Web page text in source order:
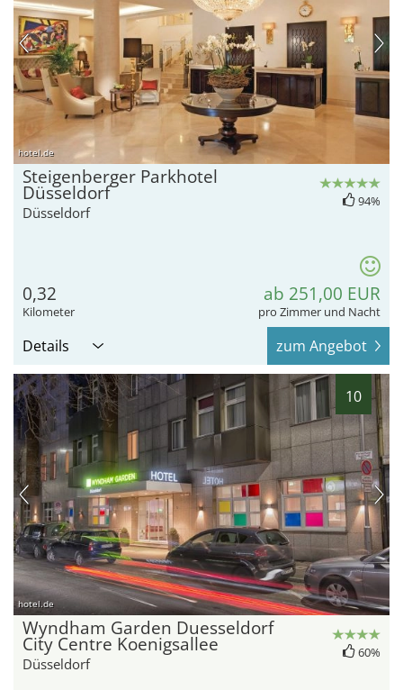
hotel.de
Steigenberger Parkhotel
Düsseldorf
Düsseldorf
94%
0,32
Kilometer
ab 251,00 EUR
pro Zimmer und Nacht
Details zum Angebot
10
hotel.de
Wyndham Garden Duesseldorf
City Centre Koenigsallee
Düsseldorf
60%